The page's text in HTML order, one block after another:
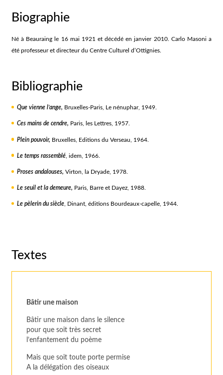
Biographie
Né à Beauraing le 16 mai 1921 et décédé en janvier 2010. Carlo Masoni a
été professeur et directeur du Centre Culturel d’Ottignies.
Bibliographie
Que vienne l’ange, Bruxelles-Paris, Le nénuphar, 1949.
Ces mains de cendre, Paris, les Lettres, 1957.
Plein pouvoir, Bruxelles, Editions du Verseau, 1964.
Le temps rassemblé, idem, 1966.
Proses andalouses, Virton, la Dryade, 1978.
Le seuil et la demeure, Paris, Barre et Dayez, 1988.
Le pèlerin du siècle, Dinant, éditions Bourdeaux-capelle, 1944.
Textes
Bâtir une maison
Bâtir une maison dans le silence
pour que soit très secret
l’enfantement du poème
Mais que soit toute porte permise
A la délégation des oiseaux